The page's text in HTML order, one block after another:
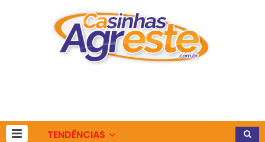
TENDÊNCIAS